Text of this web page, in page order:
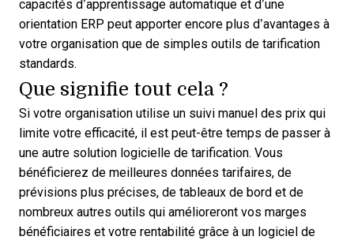
capacités d’apprentissage automatique et d’une
orientation ERP peut apporter encore plus d’avantages à
votre organisation que de simples outils de tarification
standards.
Que signifie tout cela ?
Si votre organisation utilise un suivi manuel des prix qui
limite votre efficacité, il est peut-être temps de passer à
une autre solution logicielle de tarification. Vous
bénéficierez de meilleures données tarifaires, de
prévisions plus précises, de tableaux de bord et de
nombreux autres outils qui amélioreront vos marges
bénéficiaires et votre rentabilité grâce à un logiciel de